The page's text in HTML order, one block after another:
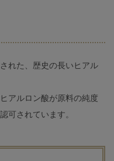
れた、歴史の長いヒアル
アルロン酸が原料の純度
可されています。